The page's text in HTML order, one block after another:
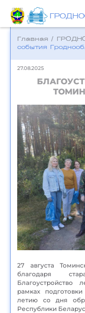
Главная /
события
27.08.2025
27 августа
благодаря
Благоустройство
рамках
летию со дня
Республики